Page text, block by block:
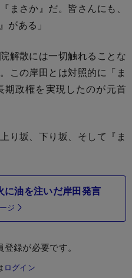
まさか』だ。皆さんにも、
がある」
解散には一切触れることな
この岸田とは対照的に「ま
期政権を実現したのが元首
り坂、下り坂、そして『ま
に油を注いだ岸田発言
ジ
録が必要です。
ログイン